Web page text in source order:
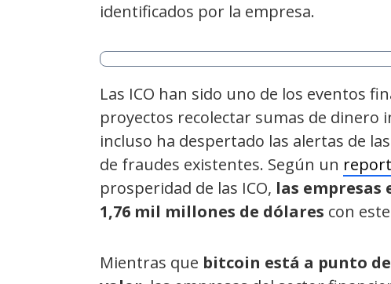
identificados por la empresa.
Las ICO han sido uno de los eventos
proyectos recolectar sumas de dinero
incluso ha despertado las alertas de
de fraudes existentes. Según un
prosperidad de las ICO, las empresas
1,76 mil millones de dólares con
Mientras que bitcoin está a punto